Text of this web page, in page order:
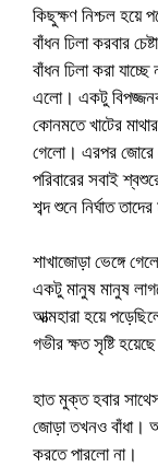
কিছুক্ষণ নিশ্চল হয়ে
বাঁধন ঢিলা করবার
বাঁধন ঢিলা করা
এলো। একটু
কোনমতে খাটের
গেলো। এরপর জোরে
পরিবারের সবাই
শব্দ শুনে নির্ঘাত
শাখাজোড়া ভেঙ্গে
একটু মানুষ মানুষ
আত্মহারা হয়ে
গভীর ক্ষত সৃষ্টি
হাত মুক্ত হবার
জোড়া তখনও বাঁধা।
করতে পারলো না।